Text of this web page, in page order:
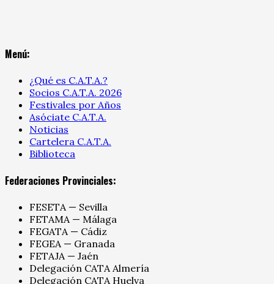
Menú:
¿Qué es C.A.T.A.?
Socios C.A.T.A. 2026
Festivales por Años
Asóciate C.A.T.A.
Noticias
Cartelera C.A.T.A.
Biblioteca
Federaciones Provinciales:
FESETA — Sevilla
FETAMA — Málaga
FEGATA — Cádiz
FEGEA — Granada
FETAJA — Jaén
Delegación CATA Almería
Delegación CATA Huelva